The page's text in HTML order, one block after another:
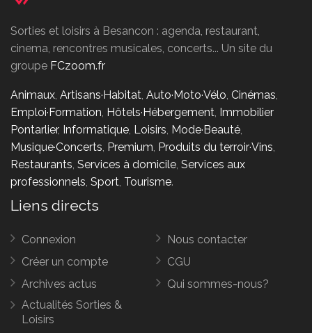
Sorties et loisirs à Besancon : agenda, restaurant,
cinema, rencontres musicales, concerts... Un site du
groupe FCzoom.fr
Animaux, Artisans·Habitat, Auto·Moto·Vélo, Cinémas,
Emploi·Formation, Hôtels·Hébergement, Immobilier
Pontarlier, Informatique, Loisirs, Mode·Beauté,
Musique·Concerts, Premium, Produits du terroir·Vins,
Restaurants, Services à domicile, Services aux
professionnels, Sport, Tourisme.
Liens directs
Connexion
Créer un compte
Archives actus
Actualités Sorties &
Loisirs
Nous contacter
CGU
Qui sommes-nous?